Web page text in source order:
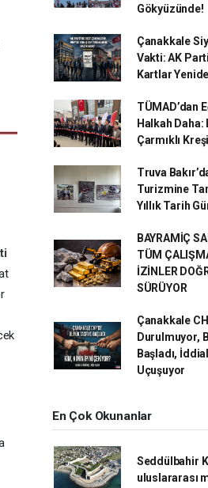
Gökyüzünde!
Çanakkale
Vakti: AK
Kartlar
TÜMAD’dan
Halkah Daha:
Çarmıklı Kreşi
Truva
Turizmine
Yıllık Tarih
BAYRAMİÇ
TÜM
İZİNLER
SÜRÜYOR
Çanakkale
Durulmuyor,
Başladı,
Uçuşuyor
En Çok Okunanlar
Seddülbahir
uluslararası